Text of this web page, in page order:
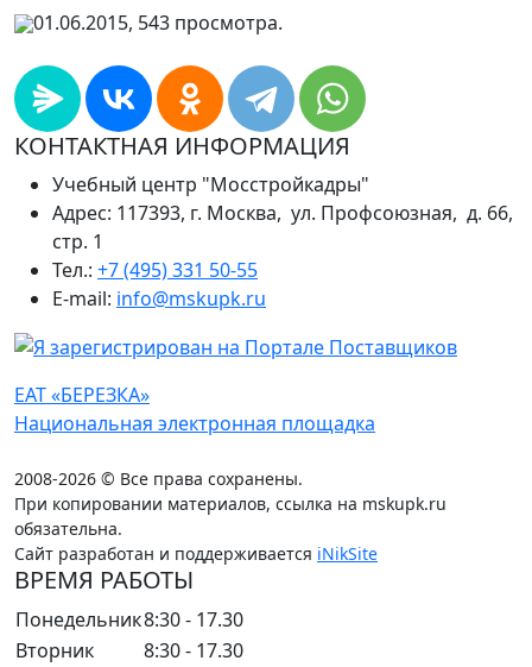
01.06.2015, 543 просмотра.
КОНТАКТНАЯ ИНФОРМАЦИЯ
Учебный центр "Мосстройкадры"
Адрес: 117393, г. Москва, ул. Профсоюзная, д. 66,
стр. 1
Тел.: +7 (495) 331 50-55
E-mail: info@mskupk.ru
ЕАТ «БЕРЕЗКА»
Национальная электронная площадка
2008-2026 © Все права сохранены.
При копировании материалов, ссылка на mskupk.ru
обязательна.
Сайт разработан и поддерживается iNikSite
ВРЕМЯ РАБОТЫ
Понедельник8:30 - 17.30
Вторник
8:30 - 17.30